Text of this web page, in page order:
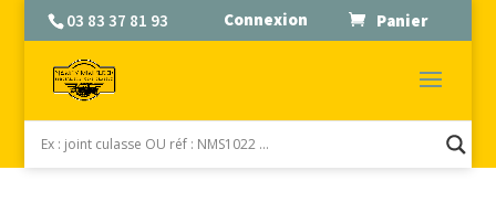
03 83 37 81 93 Connexion Panier